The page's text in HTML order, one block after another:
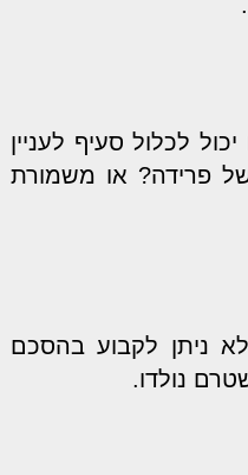
לכלול סעיף לעניין
פרידה? או משמורת
לא ניתן לקבוע בהסכם
נולדו.